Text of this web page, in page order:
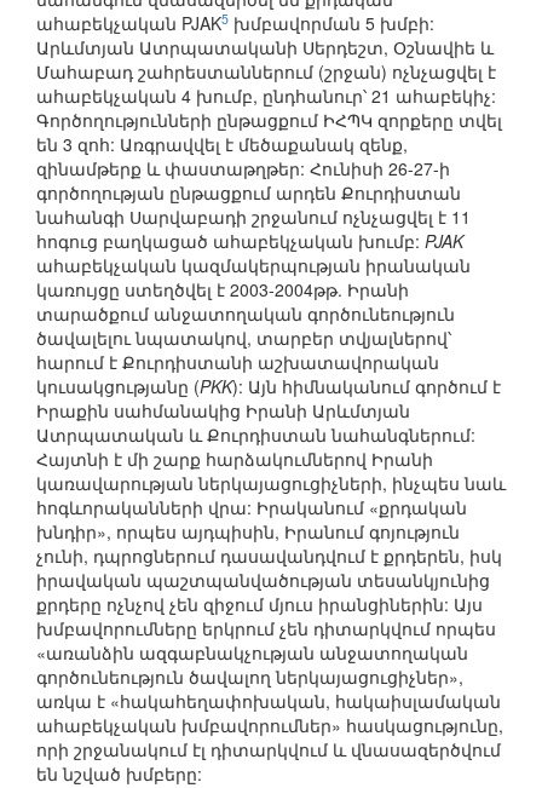
ահաբեկչական PJAK5 խմբավորման 5 խմբի:
Արևմտյան Ատրպատականի Սերդեշտ, Օշնավիե և
Մահաբադ շահրեստաններում (շրջան) ոչնչացվել է
ահաբեկչական 4 խումբ, ընդհանուր՝ 21 ահաբեկիչ:
Գործողությունների ընթացքում ԻՀՊԿ զորքերը տվել
են 3 զոհ: Առգրավվել է մեծաքանակ զենք,
զինամթերք և փաստաթղթեր: Հունիսի 26-27-ի
գործողության ընթացքում արդեն Քուրդիստան
նահանգի Սարվաբադի շրջանում ոչնչացվել է 11
հոգուց բաղկացած ահաբեկչական խումբ: PJAK
ահաբեկչական կազմակերպության իրանական
կառույցը ստեղծվել է 2003-2004թթ. Իրանի
տարածքում անջատողական գործունեություն
ծավալելու նպատակով, տարբեր տվյալներով՝
հարում է Քուրդիստանի աշխատավորական
կուսակցությանը (PKK): Այն հիմնականում գործում է
Իրաքին սահմանակից Իրանի Արևմտյան
Ատրպատական և Քուրդիստան նահանգներում:
Հայտնի է մի շարք հարձակումներով Իրանի
կառավարության ներկայացուցիչների, ինչպես նաև
հոգևորականների վրա: Իրականում «քրդական
խնդիր», որպես այդպիսին, Իրանում գոյություն
չունի, դպրոցներում դասավանդվում է քրդերեն, իսկ
իրավական պաշտպանվածության տեսանկյունից
քրդերը ոչնչով չեն զիջում մյուս իրանցիներին: Այս
խմբավորումները երկրում չեն դիտարկվում որպես
«առանձին ազգաբնակչության անջատողական
գործունեություն ծավալող ներկայացուցիչներ»,
առկա է «հակահեղափոխական, հակաիսլամական
ահաբեկչական խմբավորումներ» հասկացությունը,
որի շրջանակում էլ դիտարկվում և վնասազերծվում
են նշված խմբերը: